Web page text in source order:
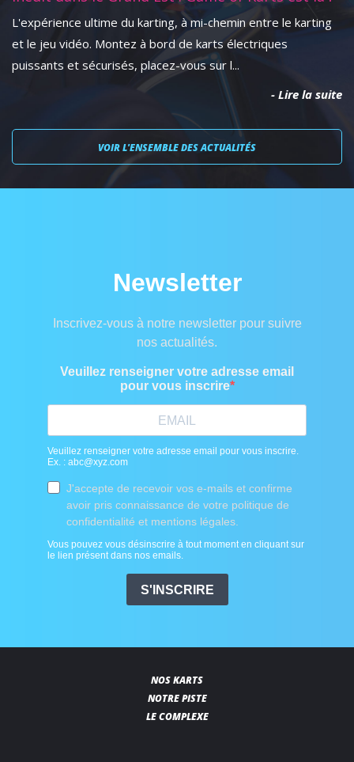
L'expérience ultime du karting, à mi-chemin entre le karting
et le jeu vidéo. Montez à bord de karts électriques
puissants et sécurisés, placez-vous sur l...
- Lire la suite
VOIR L'ENSEMBLE DES ACTUALITÉS
NOS KARTS
NOTRE PISTE
LE COMPLEXE